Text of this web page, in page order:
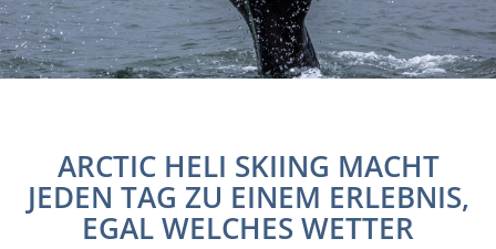
ARCTIC HELI SKIING MACHT
JEDEN TAG ZU EINEM ERLEBNIS,
EGAL WELCHES WETTER